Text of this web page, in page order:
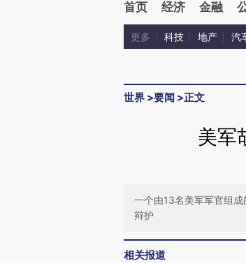
首页 经济 金融
更多 科技 地产 汽
世界 >要闻 >正文
美军
一个由13名美军军官组
辩护
相关报道